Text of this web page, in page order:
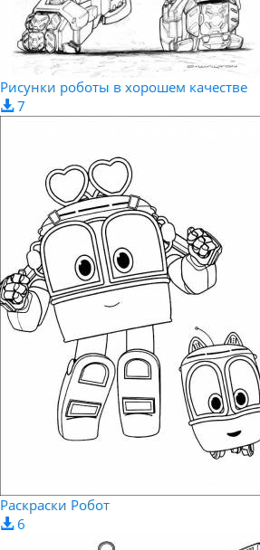
Рисунки роботы в хорошем качестве
7
Раскраски Робот
6